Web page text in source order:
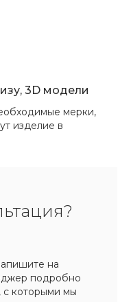
3D модели
мерки,
изделие в
на
подробно
с которыми мы